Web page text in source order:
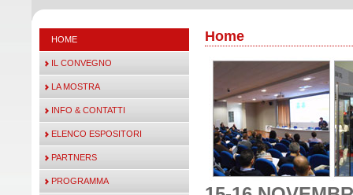
HOME
IL CONVEGNO
LA MOSTRA
INFO & CONTATTI
ELENCO ESPOSITORI
PARTNERS
PROGRAMMA
Home